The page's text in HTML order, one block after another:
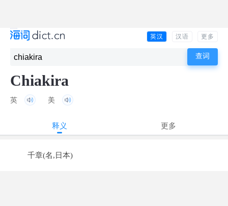
英汉 汉语 更多
Chiakira
英 美
释义 更多
千章(名,日本)